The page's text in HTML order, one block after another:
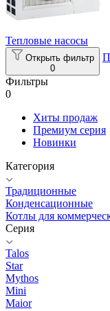
Тепловые насосы
Открыть фильтр
0
Фильтры
0
Хиты продаж
Премиум серия
Новинки
Категория
Традиционные
Конденсационные
Котлы для
Серия
Talos
Star
Mythos
Mini
Maior